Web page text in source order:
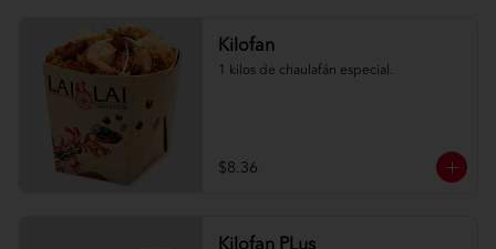
Kilofan
1 kilos de chaulafán especial.
$8.36